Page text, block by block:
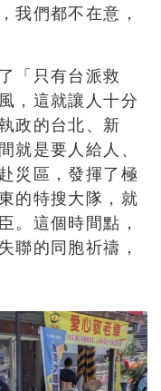
我們都不在意，
「只有台派救
，這就讓人十分
政的台北、新
就是要人給人、
災區，發揮了極
的特搜大隊，就
。這個時間點，
聯的同胞祈禱，